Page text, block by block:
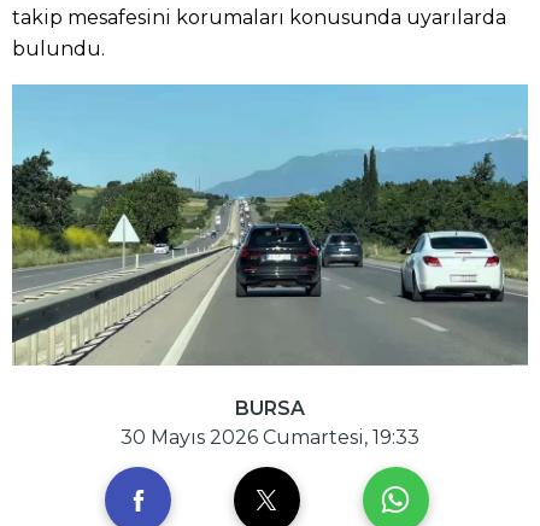
takip mesafesini korumaları konusunda uyarılarda
bulundu.
BURSA
30 Mayıs 2026 Cumartesi, 19:33